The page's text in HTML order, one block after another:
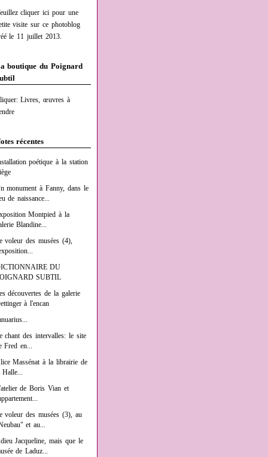
cliquer ici pour une
visite sur ce photoblog
le 11 juillet 2013.
boutique du Poignard
Livres, œuvres à
récentes
poétique à la station
monument à Fanny, dans le
de naissance...
Montpied à la
Blandine...
voleur des musées (4),
DU
SUBTIL
découvertes de la galerie
à l'encan
chant des intervalles: le site
Fred en...
Massénat à la librairie de
Halle...
de Boris Vian et
voleur des musées (3), au
et au...
Jacqueline, mais que le
de Laduz...